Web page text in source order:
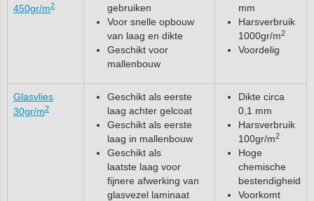
450gr/m2
gebruiken
Voor snelle opbouw
van laag en dikte
Geschikt voor
mallenbouw
mm
Harsverbruik
1000gr/m2
Voordelig
Glasvlies
30gr/m2
Geschikt als eerste
laag achter gelcoat
Geschikt als eerste
laag in mallenbouw
Geschikt als
laatste laag voor
fijnere afwerking van
glasvezel laminaat
Dikte circa
0,1 mm
Harsverbruik
100gr/m2
Hoge
chemische
bestendigheid
Voorkomt